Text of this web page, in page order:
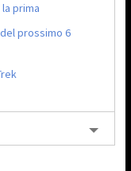
prima
prossimo 6